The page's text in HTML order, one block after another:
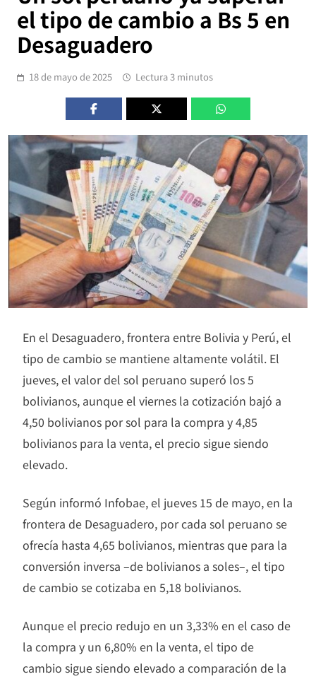
el tipo de cambio a Bs 5 en
Desaguadero
18 de mayo de 2025 Lectura 3 minutos
En el Desaguadero, frontera entre Bolivia y Perú, el
tipo de cambio se mantiene altamente volátil. El
jueves, el valor del sol peruano superó los 5
bolivianos, aunque el viernes la cotización bajó a
4,50 bolivianos por sol para la compra y 4,85
bolivianos para la venta, el precio sigue siendo
elevado.
Según informó Infobae, el jueves 15 de mayo, en la
frontera de Desaguadero, por cada sol peruano se
ofrecía hasta 4,65 bolivianos, mientras que para la
conversión inversa –de bolivianos a soles–, el tipo
de cambio se cotizaba en 5,18 bolivianos.
Aunque el precio redujo en un 3,33% en el caso de
la compra y un 6,80% en la venta, el tipo de
cambio sigue siendo elevado a comparación de la